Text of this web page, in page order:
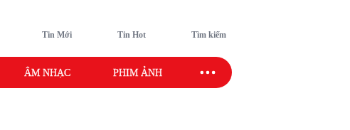
Tin Mới Tin Hot Tìm kiếm
ÂM NHẠC PHIM ẢNH SAO SPORT